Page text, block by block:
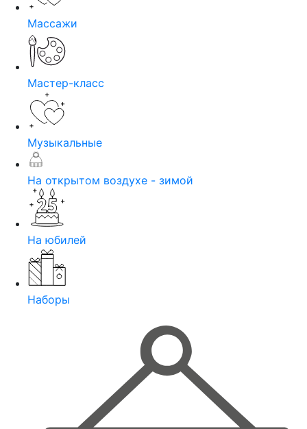
Массажи
Мастер-класс
Музыкальные
На открытом воздухе - зимой
На юбилей
Наборы